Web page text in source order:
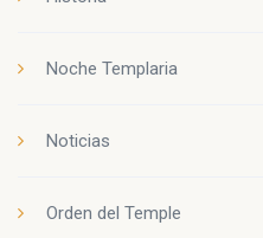
Noche Templaria
Noticias
Orden del Temple